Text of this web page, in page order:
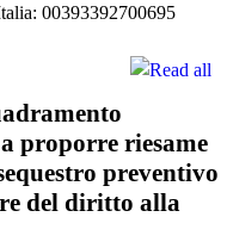
00393392700695
proporre riesame
preventivo
del diritto alla